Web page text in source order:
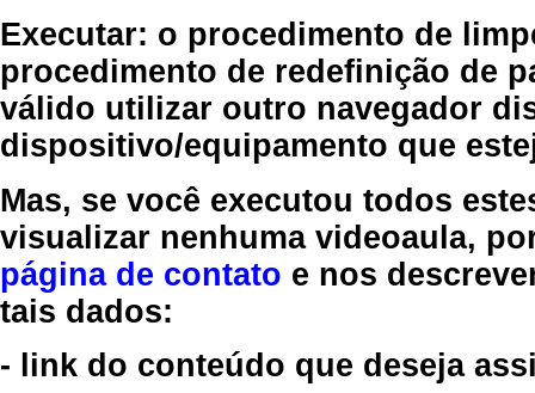
Executar: o procedimento de
procedimento de redefinição de
válido utilizar outro navegador
dispositivo/equipamento que
Mas, se você executou todos
visualizar nenhuma videoaula,
página de contato e nos
tais dados:
- link do conteúdo que deseja